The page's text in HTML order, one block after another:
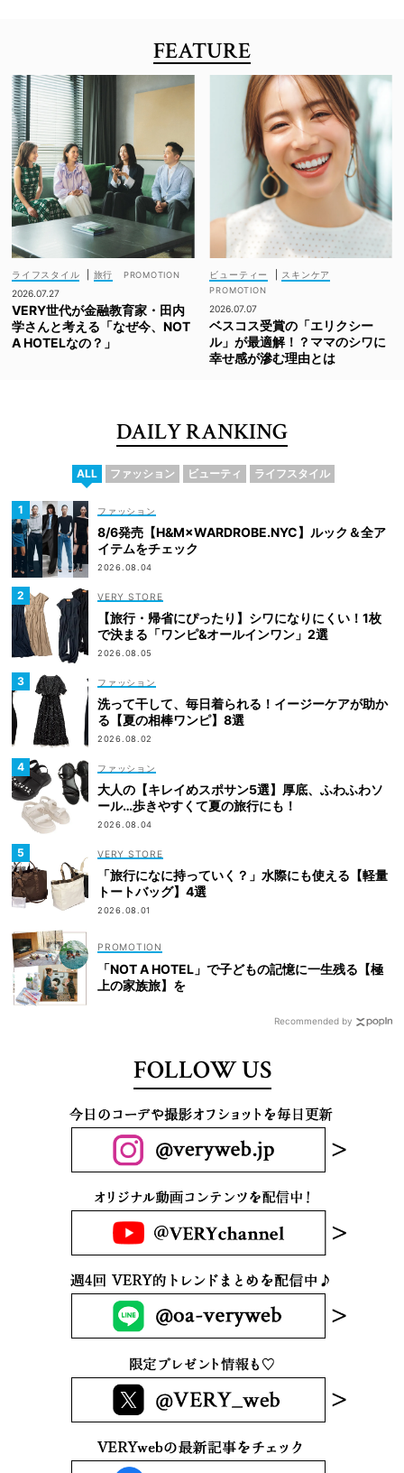
FEATURE
ライフスタイル
旅行
2026.07.27
VERY世代が金融教育家・田内
学さんと考える「なぜ今、NOT
A HOTELなの？」
ビューティー スキンケア
2026.07.07
ベスコス受賞の「エリクシー
ル」が最適解！？ママのシワに
幸せ感が滲む理由とは
DAILY RANKING
ALL ファッション ビューティ ライフスタイル
ファッション
8/6発売【H&M×WARDROBE.NYC】ルック＆全ア
イテムをチェック
2026.08.04
VERY STORE
【旅行・帰省にぴったり】シワになりにくい！1枚
で決まる「ワンピ&オールインワン」2選
2026.08.05
ファッション
洗って干して、毎日着られる！イージーケアが助か
る【夏の相棒ワンピ】8選
2026.08.02
ファッション
大人の【キレイめスポサン5選】厚底、ふわふわソ
ール…歩きやすくて夏の旅行にも！
2026.08.04
VERY STORE
「旅行になに持っていく？」水際にも使える【軽量
トートバッグ】4選
2026.08.01
「NOT A HOTEL」で子どもの記憶に一生残る【極
上の家族旅】を
Recommended by
FOLLOW US